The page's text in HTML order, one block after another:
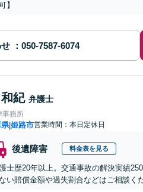
】
紀 弁護士
事務所
|姫路市営業時間：本日定休日
後遺障害 料金表を見る
護士歴20年以上。交通事故の解決実績
い賠償金額や過失割合などはご相談く